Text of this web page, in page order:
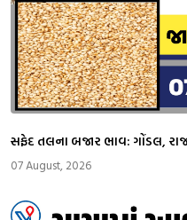
સફેદ તલના બજાર ભાવ: ગોંડલ,
07 August, 2026